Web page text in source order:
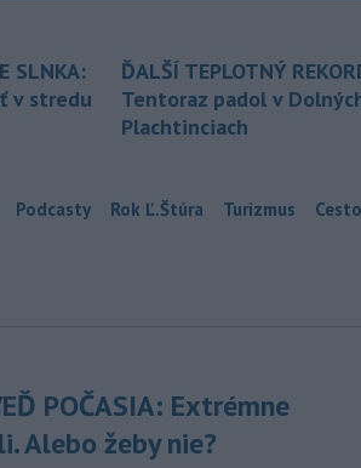
SLNKA:
v stredu
ĎALŠÍ TEPLOTNÝ
Tentoraz padol v
Plachtinciach
Podcasty Rok Ľ.Štúra Turizmus
POČASIA: Extrémne
Alebo žeby nie?